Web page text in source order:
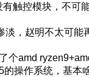
触控模块，不可
淡，赵明不太可能
个amd
操作系统，基本